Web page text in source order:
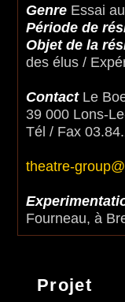
Genre Essai
Période de
Objet de la
des élus /
ContactLe
39 000 Lons-
Tél / Fax
theatre-
Fourneau, à
Projet